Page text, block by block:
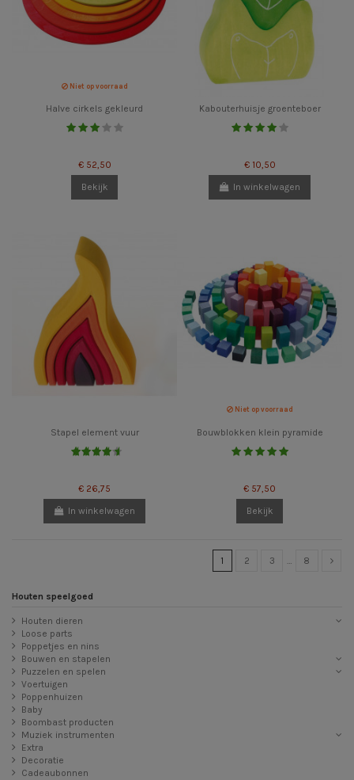
Niet op voorraad
Halve cirkels gekleurd
€ 52,50
Bekijk
Kabouterhuisje groenteboer
€ 10,50
In winkelwagen
Stapel element vuur
€ 26,75
In winkelwagen
Niet op voorraad
Bouwblokken klein pyramide
€ 57,50
Bekijk
1 2 3 … 8
Houten speelgoed
Houten dieren
Loose parts
Poppetjes en nins
Bouwen en stapelen
Puzzelen en spelen
Voertuigen
Poppenhuizen
Baby
Boombast producten
Muziek instrumenten
Extra
Decoratie
Cadeaubonnen